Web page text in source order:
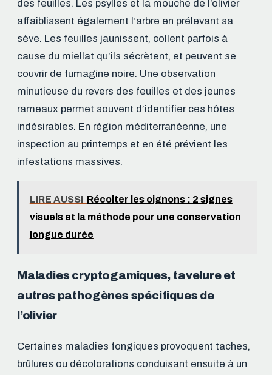
des feuilles. Les psylles et la mouche de l’olivier
affaiblissent également l’arbre en prélevant sa
sève. Les feuilles jaunissent, collent parfois à
cause du miellat qu’ils sécrètent, et peuvent se
couvrir de fumagine noire. Une observation
minutieuse du revers des feuilles et des jeunes
rameaux permet souvent d’identifier ces hôtes
indésirables. En région méditerranéenne, une
inspection au printemps et en été prévient les
infestations massives.
LIRE AUSSI Récolter les oignons : 2 signes
visuels et la méthode pour une conservation
longue durée
Maladies cryptogamiques, tavelure et
autres pathogènes spécifiques de
l’olivier
Certaines maladies fongiques provoquent taches,
brûlures ou décolorations conduisant ensuite à un